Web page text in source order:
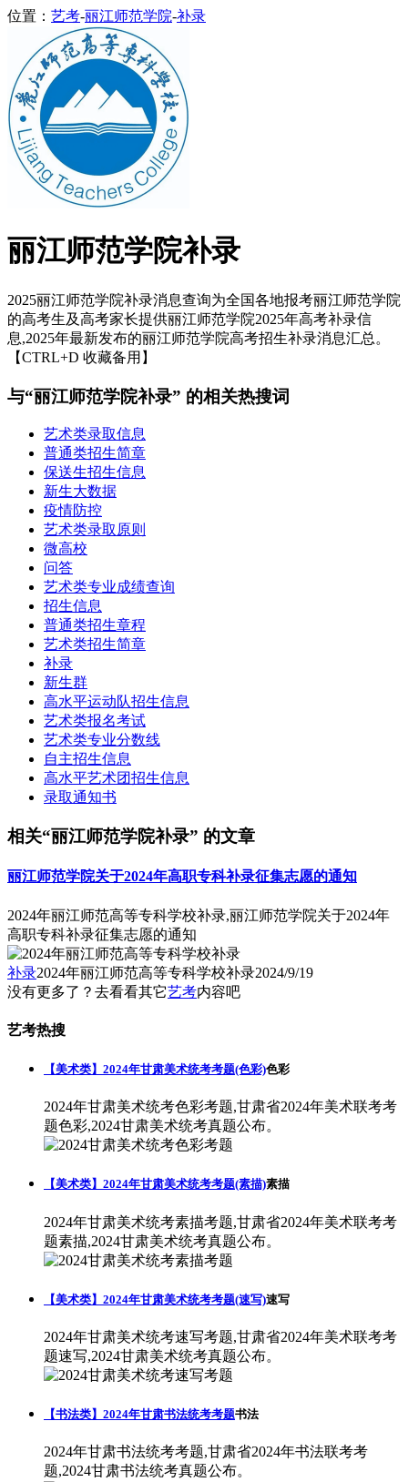
位置： 艺考-丽江师范学院-补录
丽江师范学院补录
2025丽江师范学院补录消息查询为全国各地报考丽江师范学院
的高考生及高考家长提供丽江师范学院2025年高考补录信
息,2025年最新发布的丽江师范学院高考招生补录消息汇总。
【CTRL+D 收藏备用】
与“丽江师范学院补录” 的相关热搜词
艺术类录取信息
普通类招生简章
保送生招生信息
新生大数据
疫情防控
艺术类录取原则
微高校
问答
艺术类专业成绩查询
招生信息
普通类招生章程
艺术类招生简章
补录
新生群
高水平运动队招生信息
艺术类报名考试
艺术类专业分数线
自主招生信息
高水平艺术团招生信息
录取通知书
相关“丽江师范学院补录” 的文章
丽江师范学院关于2024年高职专科补录征集志愿的通知
2024年丽江师范高等专科学校补录,丽江师范学院关于2024年
高职专科补录征集志愿的通知
补录2024年丽江师范高等专科学校补录2024/9/19
没有更多了？去看看其它艺考内容吧
艺考热搜
【美术类】2024年甘肃美术统考考题(色彩)色彩
2024年甘肃美术统考色彩考题,甘肃省2024年美术联考考
题色彩,2024甘肃美术统考真题公布。
【美术类】2024年甘肃美术统考考题(素描)素描
2024年甘肃美术统考素描考题,甘肃省2024年美术联考考
题素描,2024甘肃美术统考真题公布。
【美术类】2024年甘肃美术统考考题(速写)速写
2024年甘肃美术统考速写考题,甘肃省2024年美术联考考
题速写,2024甘肃美术统考真题公布。
【书法类】2024年甘肃书法统考考题书法
2024年甘肃书法统考考题,甘肃省2024年书法联考考
题,2024甘肃书法统考真题公布。